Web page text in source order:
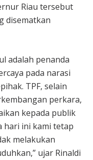
Riau tersebut
disematkan
adalah penanda
pada narasi
TPF, selain
perkara,
kepada publik
hari ini kami tetap
melakukan
ujar Rinaldi